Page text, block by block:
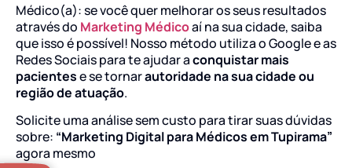
Médico(a): se você quer melhorar os seus resultados
através do Marketing Médicoaí na sua cidade, saiba
que isso é possível! Nosso método utiliza o Google e as
Redes Sociais para te ajudar aconquistar mais
pacientese se tornarautoridade na sua cidade ou
região de atuação.
Solicite uma análise sem custo para tirar suas dúvidas
sobre: “Marketing Digital para Médicos em Tupirama”
agora mesmo